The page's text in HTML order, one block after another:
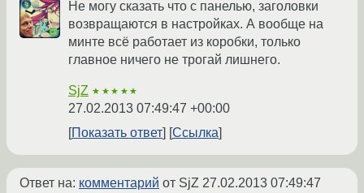
Не могу сказать что с панелью, заголовки
возвращаются в настройках. А вообще на
минте всё работает из коробки, только
главное ничего не трогай лишнего.
SjZ ★★★★★
27.02.2013 07:49:47 +00:00
Показать ответ
Ссылка
Ответ на: комментарий от SjZ 27.02.2013 07:49:47